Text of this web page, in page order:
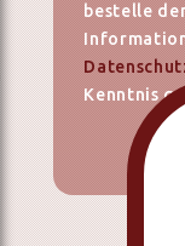
bestelle
Kenntnis